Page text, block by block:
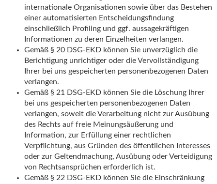
internationale Organisationen sowie über das Bestehen
einer automatisierten Entscheidungsfindung
einschließlich Profiling und ggf. aussagekräftigen
Informationen zu deren Einzelheiten verlangen.
Gemäß § 20 DSG-EKD können Sie unverzüglich die
Berichtigung unrichtiger oder die Vervollständigung
Ihrer bei uns gespeicherten personenbezogenen Daten
verlangen.
Gemäß § 21 DSG-EKD können Sie die Löschung Ihrer
bei uns gespeicherten personenbezogenen Daten
verlangen, soweit die Verarbeitung nicht zur Ausübung
des Rechts auf freie Meinungsäußerung und
Information, zur Erfüllung einer rechtlichen
Verpflichtung, aus Gründen des öffentlichen Interesses
oder zur Geltendmachung, Ausübung oder Verteidigung
von Rechtsansprüchen erforderlich ist.
Gemäß § 22 DSG-EKD können Sie die Einschränkung